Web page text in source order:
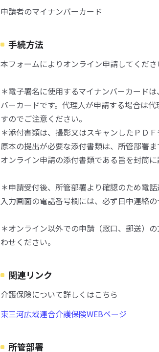
申請者のマイナンバーカード
手続方法
本フォームによりオンライン申請してくださ
＊電子署名に使用するマイナンバーカード
バーカードです。代理人が申請する場合は
すのでご注意ください。
＊添付書類は、撮影又はスキャンしたＰＤ
原本の提出が必要な添付書類は、所管部署
オンライン申請の添付書類である旨を封筒に
＊申請受付後、所管部署より確認のため電
入力画面の電話番号欄には、必ず日中連絡
＊オンライン以外での申請（窓口、郵送）
わせください。
関連リンク
介護保険について詳しくはこちら
東三河広域連合介護保険WEBページ
所管部署